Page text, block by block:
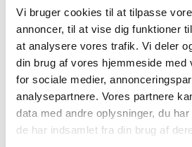
Vi bruger cookies til at tilpasse
annoncer, til at vise dig funktioner
at analysere vores trafik. Vi deler
din brug af vores hjemmeside med
for sociale medier,
analysepartnere. Vores partnere
data med andre oplysninger, du
de har indsamlet fra din brug af
fremtidens trup godt i gang. Mange af de
der som minimum rækker ind i næste sæson,
sidstnævnte har nu forlænget deres aftale, så
Der er tale om venstre fløj Lasse Højgaard
For Lasse vil næste sæson være den femte i
ham til én af de mere rutinerede i den yngste
Sydhavsøerne. Lasse er kun lige fyldt 23 år